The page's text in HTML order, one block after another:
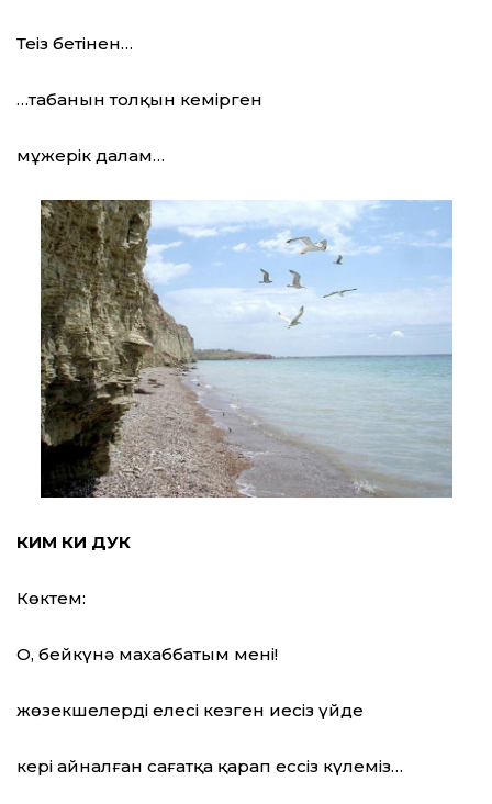
Теңіз бетінен…
…табанын толқын кемірген
мұңжерік далам…
КИМ КИ ДУК
Көктем:
О, бейкүнә махаббатым менің!
жөзекшелердің елесі кезген иесіз үйде
кері айналған сағатқа қарап ессіз күлеміз…